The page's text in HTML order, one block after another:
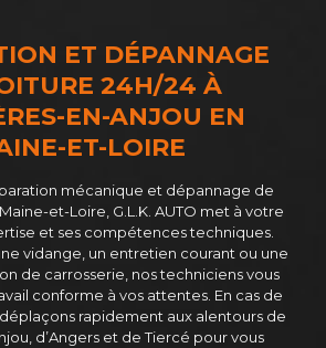
ET DÉPANNAGE
24H/24 À
EN-ANJOU EN
ET-LOIRE
mécanique et dépannage de
et-Loire, G.L.K. AUTO met à votre
et ses compétences techniques.
vidange, un entretien courant ou une
de carrosserie, nos techniciens vous
conforme à vos attentes. En cas de
rapidement aux alentours de
d’Angers et de Tiercé pour vous